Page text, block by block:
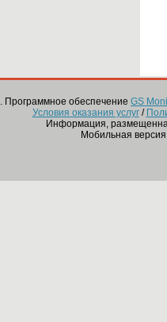
. Программное обеспечение GS
Условия оказания услуг/
Информация,
Мобильная